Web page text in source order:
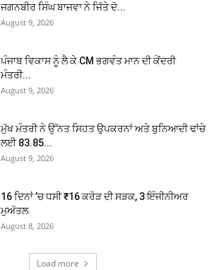
ਜਗਨਬੀਰ ਸਿੰਘ ਬਾਜਵਾ ਨੇ ਜਿੱਤੇ ਦੋ...
August 9, 2026
ਪੰਜਾਬ ਵਿਕਾਸ ਨੂੰ ਲੈ ਕੇ CM ਭਗਵੰਤ ਮਾਨ ਦੀ ਕੇਂਦਰੀ
ਮੰਤਰੀ...
August 9, 2026
ਮੁੱਖ ਮੰਤਰੀ ਨੇ ਉੱਨਤ ਸਿਹਤ ਉਪਕਰਨਾਂ ਅਤੇ ਬੁਨਿਆਦੀ ਢਾਂਚੇ
ਲਈ 83.85...
August 9, 2026
16 ਦਿਨਾਂ ’ਚ ਧਸੀ ₹16 ਕਰੋੜ ਦੀ ਸੜਕ, 3 ਇੰਜੀਨੀਅਰ
ਮੁਅੱਤਲ
August 8, 2026
Load more